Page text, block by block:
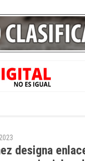
designa